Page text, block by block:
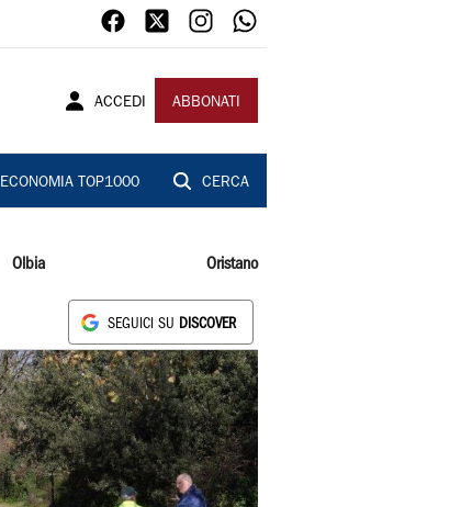
ACCEDI ABBONATI
ECONOMIA TOP1000 CERCA
Olbia Oristano
SEGUICI SU DISCOVER